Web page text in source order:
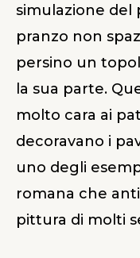
simulazione del
pranzo non
persino un
la sua parte.
molto cara ai
decoravano i
uno degli
romana che
pittura di molti